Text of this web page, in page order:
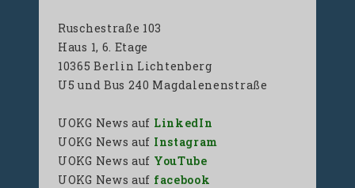
Ruschestraße 103
Haus 1, 6. Etage
10365 Berlin Lichtenberg
U5 und Bus 240 Magdalenenstraße
UOKG News auf LinkedIn
UOKG News auf Instagram
UOKG News auf YouTube
UOKG News auf facebook